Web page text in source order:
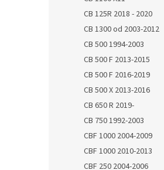
CB 125R 2018 - 2020
CB 1300 od 2003-2012
CB 500 1994-2003
CB 500 F 2013-2015
CB 500 F 2016-2019
CB 500 X 2013-2016
CB 650 R 2019-
CB 750 1992-2003
CBF 1000 2004-2009
CBF 1000 2010-2013
CBF 250 2004-2006